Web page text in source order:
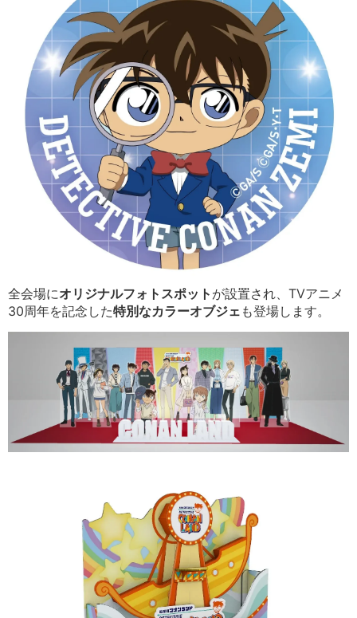
全会場にオリジナルフォトスポット が設置され、TVアニメ
30周年を記念した特別なカラーオブジェ も登場します。